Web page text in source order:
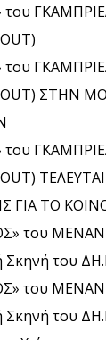
του
του
ΣΤΗΝ
του
ΓΙΑ ΤΟ
του
Σκηνή του
του
Σκηνή του